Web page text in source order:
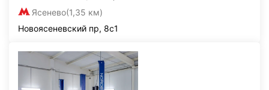
Ясенево(1,35 км)
Новоясеневский пр, 8с1